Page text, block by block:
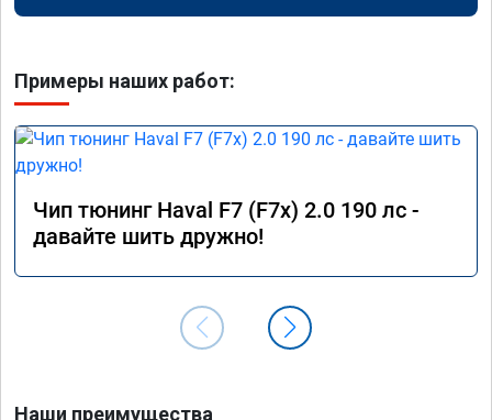
Примеры наших работ:
Чип тюнинг Haval F7 (F7x) 2.0 190 лс -
давайте шить дружно!
Наши преимущества